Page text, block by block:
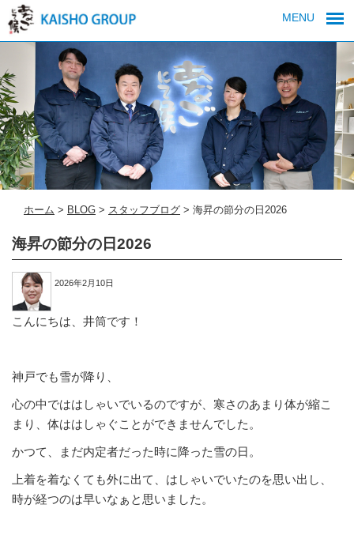
MENU
ホーム > BLOG > スタッフブログ > 海昇の節分の日2026
海昇の節分の日2026
2026年2月10日
こんにちは、井筒です！
神戸でも雪が降り、
心の中でははしゃいでいるのですが、寒さのあまり体が縮こ
まり、体ははしゃぐことができませんでした。
かつて、まだ内定者だった時に降った雪の日。
上着を着なくても外に出て、はしゃいでいたのを思い出し、
時が経つのは早いなぁと思いました。